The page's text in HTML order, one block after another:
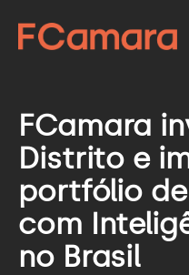
FCamara
Distrito e
portfólio
com
no Brasil